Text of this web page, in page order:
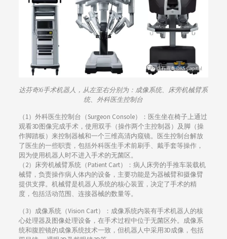
达芬奇Xi手术机器人，从左至右分别为：成像系统、床旁机械臂系
统、外科医生控制台
（1）外科医生控制台（Surgeon Console）：医生坐在椅子上通过
观看3D图像完成手术，使用双手（操作两个主控制器）及脚（操
作脚踏板）来控制器械和一个三维高清内窥镜。医生控制台解放
了医生的一些职责，包括外科医生手术前刷手、戴手套等操作，
因为使用机器人时不进入手术的无菌区。
（2）床旁机械臂系统（Patient Cart）：病人床旁的手推车装载机
械臂，负责操作病人体内的设备，主要功能是为器械臂和摄像臂
提供支撑。机械臂是机器人系统的核心装置，决定了手术的精
度，包括活动范围、连接器械的数量等。
（3）成像系统（Vision Cart）：成像系统内装有手术机器人的核
心处理器及图像处理设备，在手术过程中位于无菌区外。成像系
统和腹腔镜的成像系统技术一致，但机器人中采用3D成像，包括